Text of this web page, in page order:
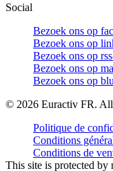
Social
Bezoek ons op
Bezoek ons op
Bezoek ons op
Bezoek ons op
Bezoek ons op
© 2026 Euractiv FR.
Politique de
Conditions
Conditions de
This site is protected